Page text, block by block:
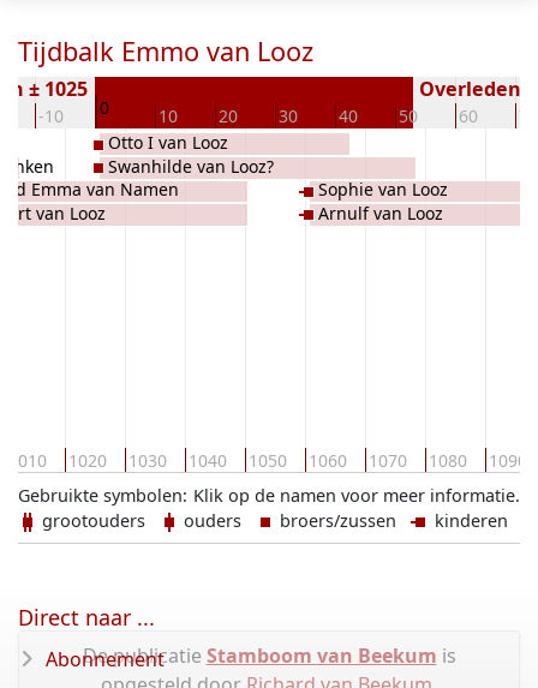
Tijdbalk Emmo van Looz
-10 0 10 20 30 40 50 60 70
± 1025 Overleden (
1010 1020 1030 1040 1050 1060 1070 1080 1090
Emma van Namen
van Looz
Otto I van Looz
Swanhilde van Looz?
Sophie van Looz
Arnulf van Looz
Klik op de namen voor meer informatie.
Gebruikte symbolen:
grootouders
ouders broers/zussen kinderen
De publicatie Stamboom van Beekum is
Direct naar ...
Abonnement